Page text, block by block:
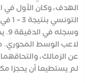
الهدف، وكان الأول في
لاعب الوسط
عن الزمالك،
لم يستطيعا أن يحجزا